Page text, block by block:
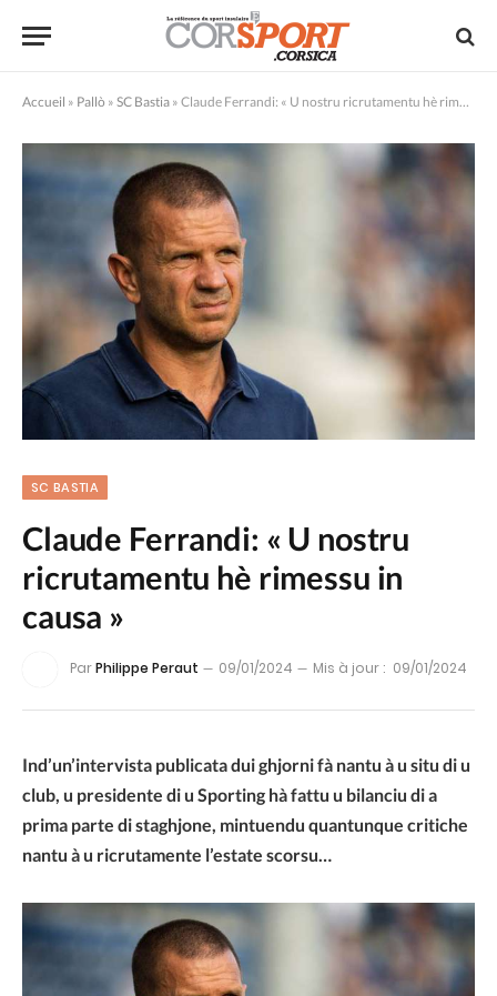
Accueil » Pallò » SC Bastia » Claude Ferrandi: « U nostru ricrutamentu hè rimessu in causa »
SC BASTIA
Claude Ferrandi: « U nostru
ricrutamentu hè rimessu in
causa »
ParPhilippe Peraut 09/01/2024 Mis à jour : 09/01/2024
Ind’un’intervista publicata dui ghjorni fà nantu à u situ di u
club, u presidente di u Sporting hà fattu u bilanciu di a
prima parte di staghjone, mintuendu quantunque critiche
nantu à u ricrutamente l’estate scorsu…